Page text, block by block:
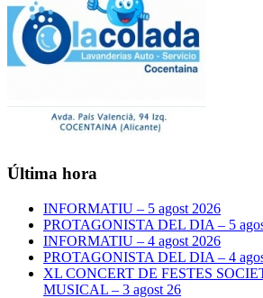
Última hora
INFORMATIU – 5 agost 2026
PROTAGONISTA DEL DIA – 5
INFORMATIU – 4 agost 2026
PROTAGONISTA DEL DIA – 4
XL CONCERT DE FESTES
MUSICAL – 3 agost 26